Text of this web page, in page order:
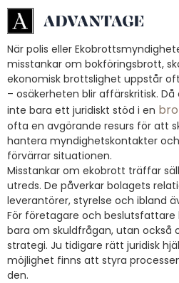
När polis eller
misstankar om bokföringsbrott,
ekonomisk brottslighet uppstår
– osäkerheten blir affärskritisk.
inte bara ett juridiskt stöd i en
ofta en avgörande resurs för att
hantera myndighetskontakter
förvärrar situationen.
Misstankar om ekobrott träffar
utreds. De påverkar bolagets
leverantörer, styrelse och ibland
För företagare och
bara om skuldfrågan, utan också
strategi. Ju tidigare rätt juridisk
möjlighet finns att styra
den.